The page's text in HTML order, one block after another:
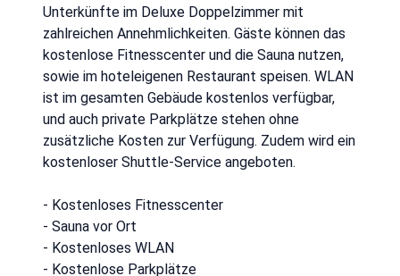
Unterkünfte im Deluxe Doppelzimmer mit
zahlreichen Annehmlichkeiten. Gäste können das
kostenlose Fitnesscenter und die Sauna nutzen,
sowie im hoteleigenen Restaurant speisen. WLAN
ist im gesamten Gebäude kostenlos verfügbar,
und auch private Parkplätze stehen ohne
zusätzliche Kosten zur Verfügung. Zudem wird ein
kostenloser Shuttle-Service angeboten.
- Kostenloses Fitnesscenter
- Sauna vor Ort
- Kostenloses WLAN
- Kostenlose Parkplätze